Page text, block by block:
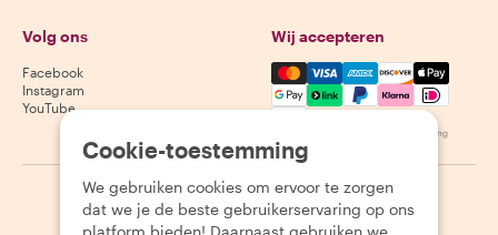
Volg ons
Facebook
Instagram
YouTube
Wij accepteren
Mastercard, Visa, Amex,
Beschikbaarheid varieert per bestemming
2026 Withlocals.com Privacybeleid Cookies
Cookie-toestemming
We gebruiken cookies om ervoor te zorgen
dat we je de beste gebruikerservaring op ons
platform bieden! Daarnaast gebruiken we